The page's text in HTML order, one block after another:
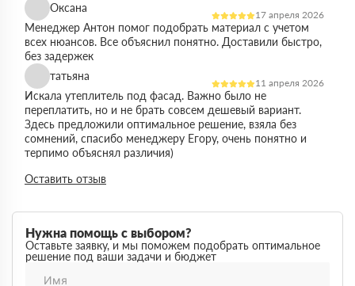
Оксана
17 апреля 2026
Менеджер Антон помог подобрать материал с учетом
всех нюансов. Все объяснил понятно. Доставили быстро,
без задержек
татьяна
11 апреля 2026
Искала утеплитель под фасад. Важно было не
переплатить, но и не брать совсем дешевый вариант.
Здесь предложили оптимальное решение, взяла без
сомнений, спасибо менеджеру Егору, очень понятно и
терпимо объяснял различия)
Максим
03 марта 2026
Немного запутался в видах утеплителей но помогли
разобратсья, менеджеры быстро связались и помогли
Оставить отзыв
Нужна помощь с выбором?
Оставьте заявку, и мы поможем подобрать оптимальное
решение под ваши задачи и бюджет